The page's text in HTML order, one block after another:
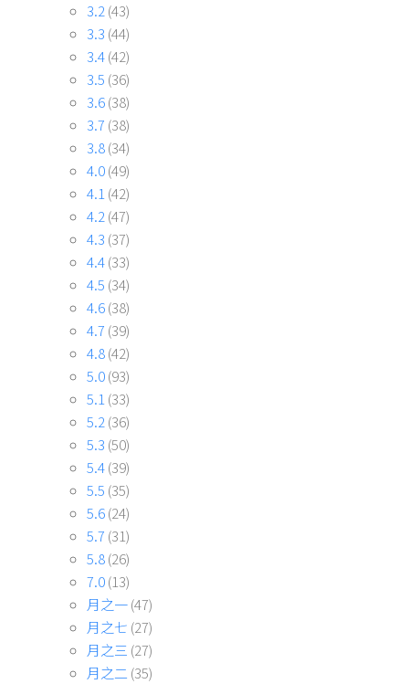
3.2(43)
3.3 (44)
3.4(42)
3.5 (36)
3.6(38)
3.7 (38)
3.8(34)
4.0(49)
4.1(42)
4.2(47)
4.3 (37)
4.4(33)
4.5 (34)
4.6(38)
4.7 (39)
4.8(42)
5.0(93)
5.1(33)
5.2(36)
5.3 (50)
5.4(39)
5.5 (35)
5.6(24)
5.7 (31)
5.8(26)
7.0(13)
月之一(47)
月之七 (27)
月之三 (27)
月之二(35)